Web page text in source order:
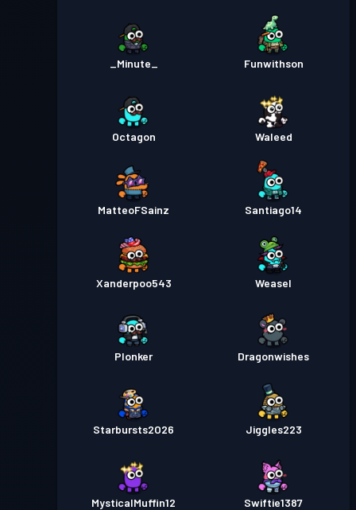
バトルパス
レベル
バトルパス
レベル
10
_Minute_ Funwithson
Octagon Waleed
MatteoFSainz Santiago14
Xanderpoo543 Weasel
Plonker Dragonwishes
Starbursts2O26 Jiggles223
MysticalMuffin12 Swiftie1387